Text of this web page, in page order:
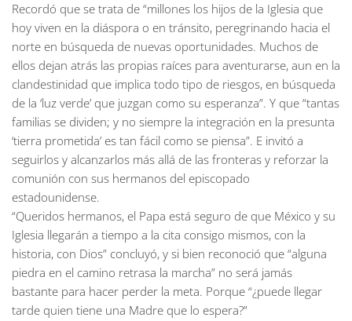
Recordó que se trata de “millones los hijos de la Iglesia que
hoy viven en la diáspora o en tránsito, peregrinando hacia el
norte en búsqueda de nuevas oportunidades. Muchos de
ellos dejan atrás las propias raíces para aventurarse, aun en la
clandestinidad que implica todo tipo de riesgos, en búsqueda
de la ‘luz verde’ que juzgan como su esperanza”. Y que “tantas
familias se dividen; y no siempre la integración en la presunta
‘tierra prometida’ es tan fácil como se piensa”. E invitó a
seguirlos y alcanzarlos más allá de las fronteras y reforzar la
comunión con sus hermanos del episcopado
estadounidense.
“Queridos hermanos, el Papa está seguro de que México y su
Iglesia llegarán a tiempo a la cita consigo mismos, con la
historia, con Dios” concluyó, y si bien reconoció que “alguna
piedra en el camino retrasa la marcha” no será jamás
bastante para hacer perder la meta. Porque “¿puede llegar
tarde quien tiene una Madre que lo espera?”